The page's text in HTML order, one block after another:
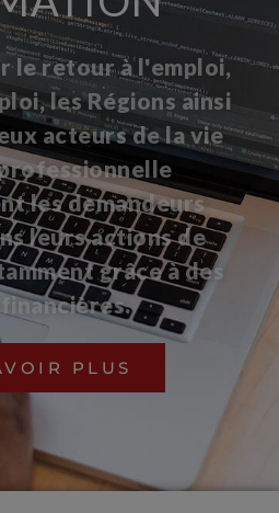
le retour à l'emploi,
les Régions ainsi
acteurs de la vie
les demandeurs
leurs actions de
grâce à des
PLUS